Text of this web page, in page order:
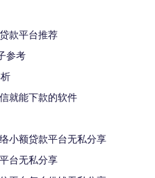
款平台推荐
参考
就能下款的软件
小额贷款平台无私分享
台无私分享